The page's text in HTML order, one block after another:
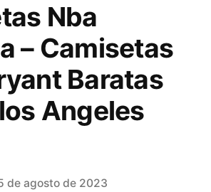
Nba
– Camisetas
Baratas
Angeles
de agosto de 2023